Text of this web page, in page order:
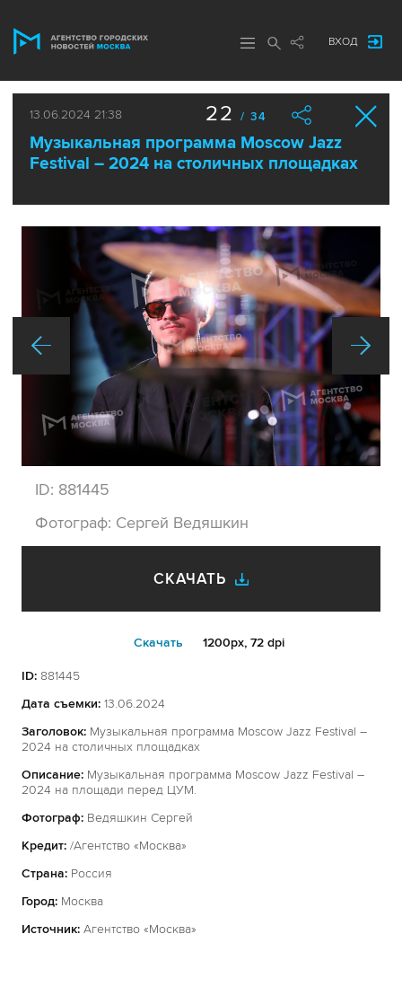
ВХОД
13.06.2024 21:38
Музыкальная программа Moscow Jazz
Festival – 2024 на столичных площадках
22 / 34
ID: 881445
Фотограф: Сергей Ведяшкин
СКАЧАТЬ
Cкачать 1200px, 72 dpi
ID: 881445
Дата съемки: 13.06.2024
Заголовок: Музыкальная программа Moscow Jazz Festival –
2024 на столичных площадках
Описание: Музыкальная программа Moscow Jazz Festival –
2024 на площади перед ЦУМ.
Фотограф: Ведяшкин Сергей
Кредит: /Агентство «Москва»
Страна: Россия
Город: Москва
Источник: Агентство «Москва»